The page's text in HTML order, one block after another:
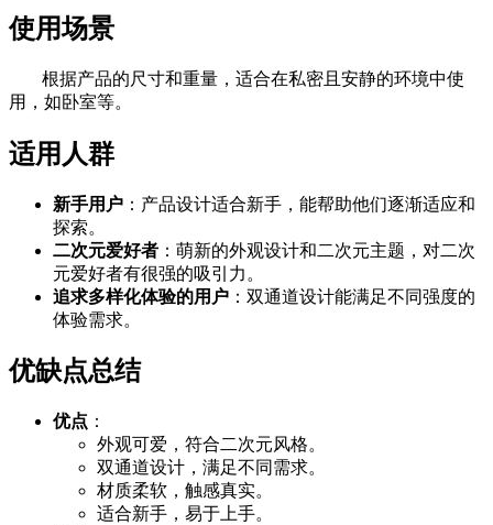
使用场景
根据产品的尺寸和重量，适合在私密且安静的环境中使
用，如卧室等。
适用人群
新手用户 ：产品设计适合新手，能帮助他们逐渐适应和
探索。
二次元爱好者 ：萌新的外观设计和二次元主题，对二次
元爱好者有很强的吸引力。
追求多样化体验的用户 ：双通道设计能满足不同强度的
体验需求。
优缺点总结
优点 ：
外观可爱，符合二次元风格。
双通道设计，满足不同需求。
材质柔软，触感真实。
适合新手，易于上手。